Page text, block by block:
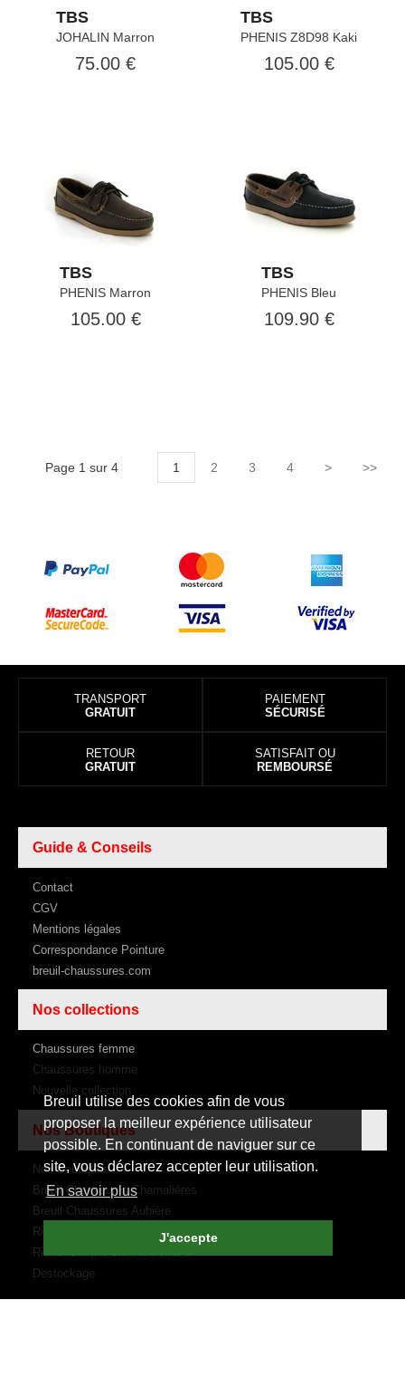
Breuil utilise des cookies afin de vous
proposer la meilleur expérience utilisateur
possible. En continuant de naviguer sur ce
site, vous déclarez accepter leur utilisation.
En savoir plus
J'accepte
TBS
JOHALIN Marron
75.00 €
TBS
PHENIS Z8D98 Kaki
105.00 €
TBS
PHENIS Marron
105.00 €
TBS
PHENIS Bleu
109.90 €
Page 1 sur 4 1 2 3 4 > >>
TRANSPORT
GRATUIT
PAIEMENT
SÉCURISÉ
RETOUR
GRATUIT
SATISFAIT OU
REMBOURSÉ
Guide & Conseils
Contact
CGV
Mentions légales
Correspondance Pointure
breuil-chaussures.com
Nos collections
Chaussures femme
Chaussures homme
Nouvelle collection
Nos Boutiques
Nos Boutiques
Breuil Chaussures Chamalières
Breuil Chaussures Aubière
Rive Droite Rive Gauche
Rieker Shop Clermont Ferrand
Destockage